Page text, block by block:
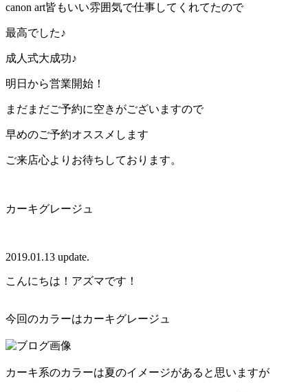
canon art皆もいい雰囲気で仕事してくれてたので
最高でした♪
成人式大成功♪
明日から営業開始！
まだまだご予約に空きがございますので
早めのご予約オススメします
ご来店心よりお待ちしております。
カーキグレージュ
2019.01.13 update.
こんにちは！アズマです！
今回のカラーはカーキグレージュ
カーキ系のカラーは夏のイメージがあると思いますが